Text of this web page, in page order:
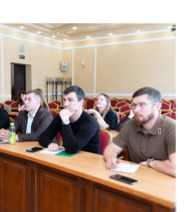
1/0